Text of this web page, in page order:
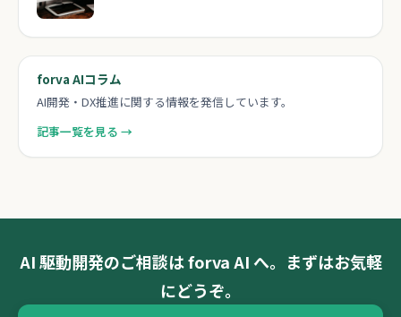
forva AIコラム
AI開発・DX推進に関する情報を発信しています。
記事一覧を見る →
AI 駆動開発のご相談は forva AI へ。まずはお気軽
にどうぞ。